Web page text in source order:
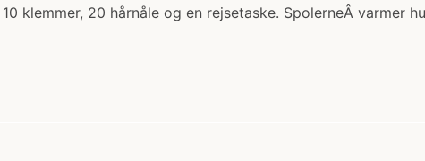
klemmer, 20 hårnåle og en rejsetaske. SpolerneÂ varmer